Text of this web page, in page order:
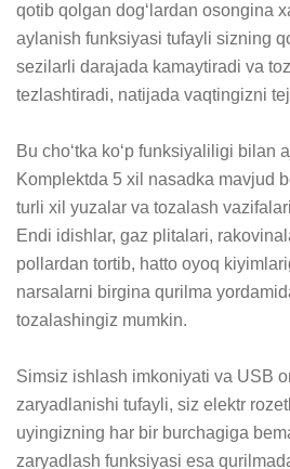
qotib qolgan dog‘lardan osongina
aylanish funksiyasi tufayli sizning
sezilarli darajada kamaytiradi va
tezlashtiradi, natijada vaqtingizni
Bu cho‘tka ko‘p funksiyaliligi bilan
Komplektda 5 xil nasadka mavjud
turli xil yuzalar va tozalash
Endi idishlar, gaz plitalari,
pollardan tortib, hatto oyoq
narsalarni birgina qurilma
tozalashingiz mumkin.
Simsiz ishlash imkoniyati va USB
zaryadlanishi tufayli, siz elektr
uyingizning har bir burchagiga
zaryadlash funksiyasi esa